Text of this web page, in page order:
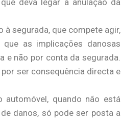
deva legar à anulação da
à segurada, que compete agir,
as implicações danosas
e não por conta da segurada.
ser consequência directa e
quando não está
danos, só pode ser posta a